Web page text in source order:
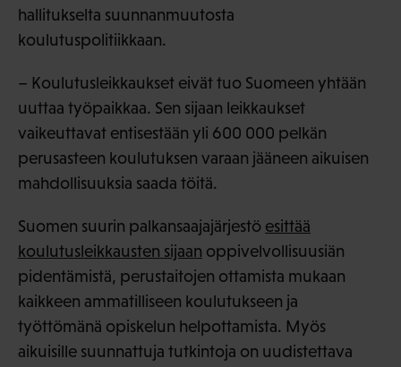
hallitukselta suunnanmuutosta
koulutuspolitiikkaan.
– Koulutusleikkaukset eivät tuo Suomeen yhtään
uuttaa työpaikkaa. Sen sijaan leikkaukset
vaikeuttavat entisestään yli 600 000 pelkän
perusasteen koulutuksen varaan jääneen aikuisen
mahdollisuuksia saada töitä.
Suomen suurin palkansaajajärjestö esittää
koulutusleikkausten sijaan oppivelvollisuusiän
pidentämistä, perustaitojen ottamista mukaan
kaikkeen ammatilliseen koulutukseen ja
työttömänä opiskelun helpottamista. Myös
aikuisille suunnattuja tutkintoja on uudistettava